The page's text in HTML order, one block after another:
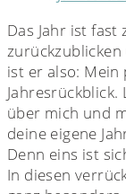
Das Jahr ist fast
ist er also:
über mich und
deine eigene
Denn eins ist
In diesen